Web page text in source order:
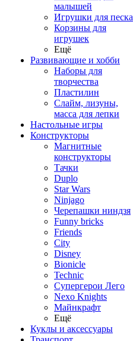
малышей
Игрушки для песка
Корзины для
игрушек
Ещё
Развивающие и хобби
Наборы для
творчества
Пластилин
Слайм, лизуны,
масса для лепки
Настольные игры
Конструкторы
Магнитные
конструкторы
Тачки
Duplo
Star Wars
Ninjago
Черепашки ниндзя
Funny bricks
Friends
City
Disney
Bionicle
Technic
Супергерои Лего
Nexo Knights
Майнкрафт
Ещё
Куклы и аксессуары